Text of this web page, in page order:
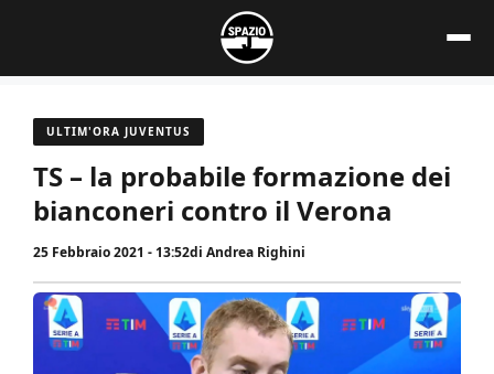
contenuto
ULTIM'ORA JUVENTUS
TS – la probabile formazione dei
bianconeri contro il Verona
25 Febbraio 2021 - 13:52di Andrea Righini